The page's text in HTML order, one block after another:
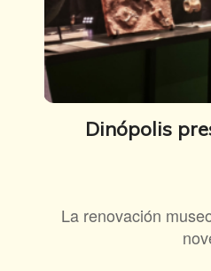
Dinópolis
La renovación